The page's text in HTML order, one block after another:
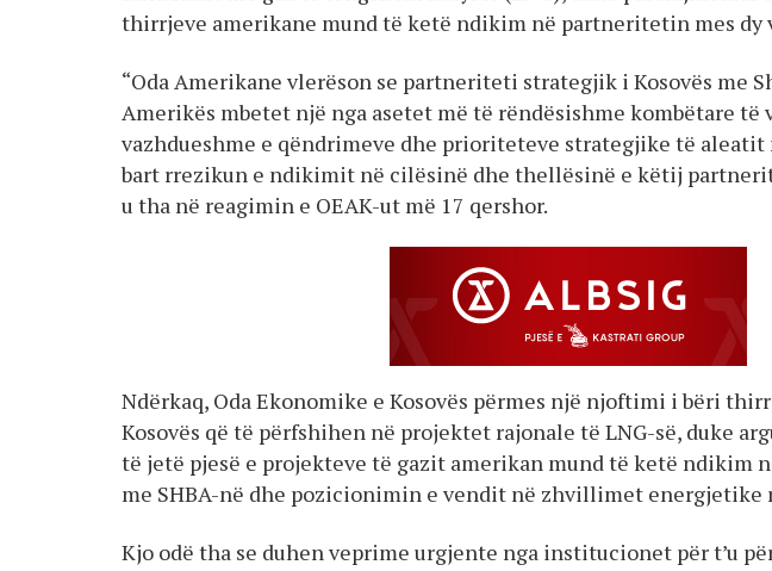
thirrjeve amerikane mund të ketë ndikim në partneritetin mes dy
“Oda Amerikane vlerëson se partneriteti strategjik i Kosovës me
Amerikës mbetet një nga asetet më të rëndësishme kombëtare të
vazhdueshme e qëndrimeve dhe prioriteteve strategjike të aleatit
bart rrezikun e ndikimit në cilësinë dhe thellësinë e këtij
u tha në reagimin e OEAK-ut më 17 qershor.
Ndërkaq, Oda Ekonomike e Kosovës përmes një njoftimi i bëri
Kosovës që të përfshihen në projektet rajonale të LNG-së, duke
të jetë pjesë e projekteve të gazit amerikan mund të ketë ndikim
me SHBA-në dhe pozicionimin e vendit në zhvillimet energjetike
Kjo odë tha se duhen veprime urgjente nga institucionet për t’u